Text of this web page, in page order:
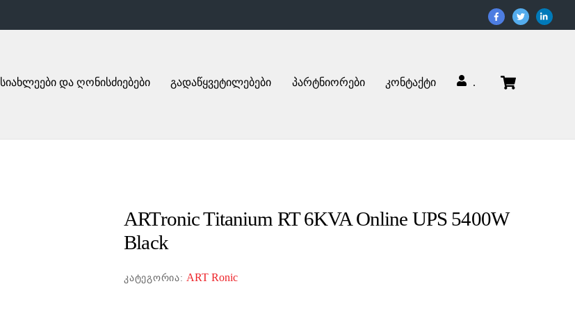
სიახლეები და ღონისძიებები გადაწყვეტილებები პარტნიორები კონტაქტი .
ARTronic Titanium RT 6KVA Online UPS 5400W
Black
ᲙᲐᲢᲔᲒᲝᲠᲘᲐ: ART Ronic